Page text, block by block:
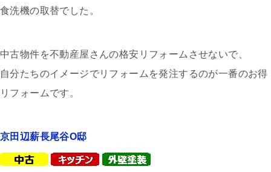
食洗機の取替でした。
中古物件を不動産屋さんの格安リフォームさせないで、
自分たちのイメージでリフォームを発注するのが一番のお得
リフォームです。
京田辺薪長尾谷O邸